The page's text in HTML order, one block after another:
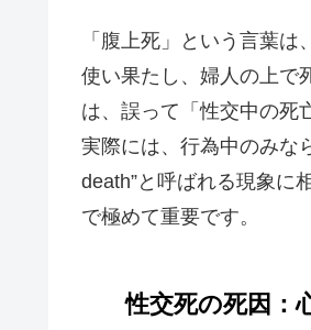
「腹上死」という言葉
使い果たし、婦人の上で
は、誤って「性交中の死
実際には、行為中のみな
death”と呼ばれる現象に
で極めて重要です。
性交死の死因：